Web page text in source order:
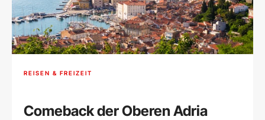
REISEN & FREIZEIT
Comeback der Oberen Adria